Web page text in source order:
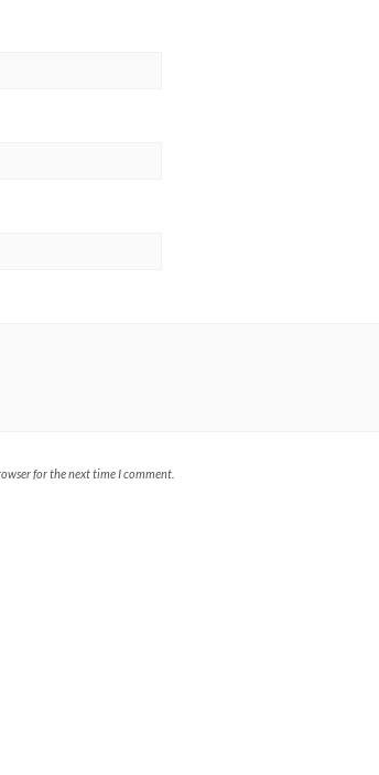
for the next time I comment.